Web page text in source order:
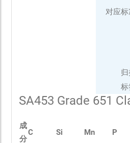
对应标
SA453 Grade 651
成
分
C Si Mn P